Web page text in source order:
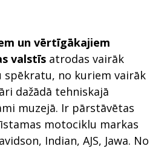
un vērtīgākajiem
valstīs atrodas vairāk
spēkratu, no kuriem vairāk
dažādā tehniskajā
muzejā. Ir pārstāvētas
motociklu markas
Indian, AJS, Jawa. No